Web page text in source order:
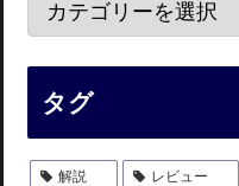
タグ
解説 レビュー